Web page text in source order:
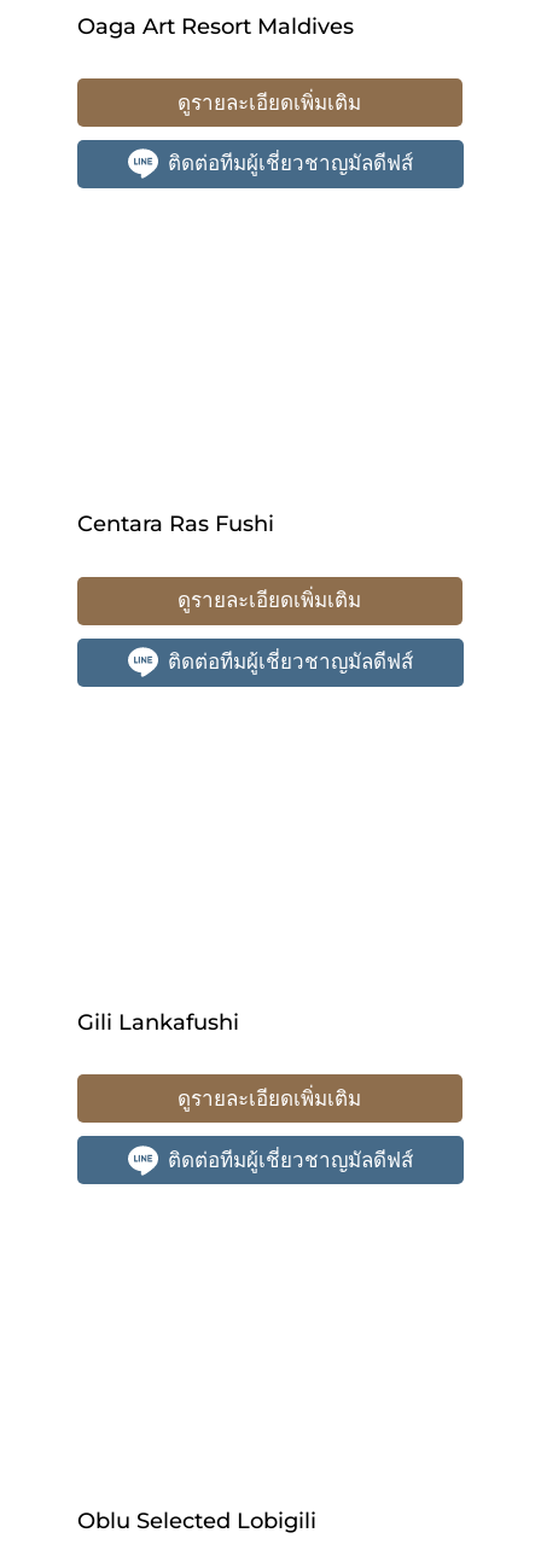
Oaga Art Resort Maldives
ดูรายละเอียดเพิ่มเติม
ติดต่อทีมผู้เชี่ยวชาญมัลดีฟส์
Centara Ras Fushi
ดูรายละเอียดเพิ่มเติม
ติดต่อทีมผู้เชี่ยวชาญมัลดีฟส์
Gili Lankafushi
ดูรายละเอียดเพิ่มเติม
ติดต่อทีมผู้เชี่ยวชาญมัลดีฟส์
Oblu Selected Lobigili